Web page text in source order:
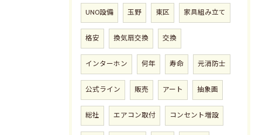
UNO設備 玉野 東区 家具組み立て
格安 換気扇交換 交換
インターホン 何年 寿命 元消防士
公式ライン 販売 アート 抽象画
総社 エアコン取付 コンセント増設